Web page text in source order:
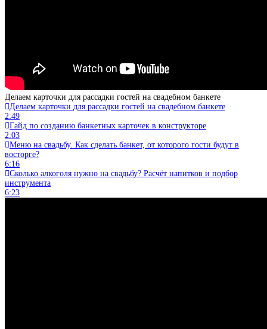
Делаем карточки для рассадки гостей на свадебном банкете
Делаем карточки для рассадки гостей на свадебном банкете
2:49
Гайд по созданию банкетных карточек в конструкторе
2:03
Меню на свадьбу. Как сделать банкет, от которого гости будут в
восторге?
6:16
Сколько алкоголя нужно на свадьбу? Расчёт напитков и подбор
инструмента
6:23